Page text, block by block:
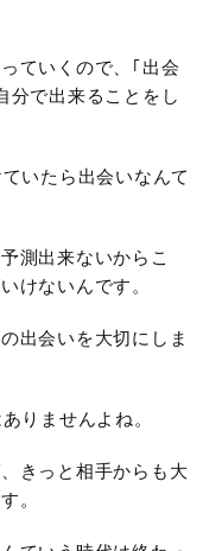
ていくので、｢出会
分で出来ることをし
いたら出会いなんて
測出来ないからこ
けないんです。
出会いを大切にしま
りませんよね。
きっと相手からも大
。